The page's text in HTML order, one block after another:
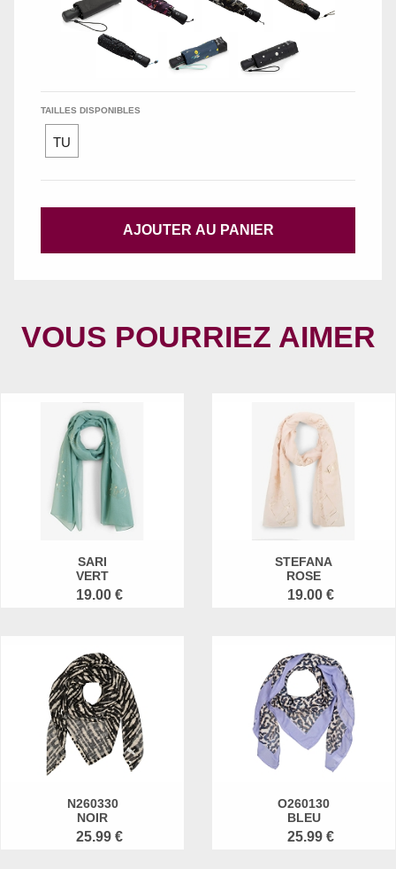
TAILLES DISPONIBLES
TU
AJOUTER AU PANIER
VOUS POURRIEZ AIMER
SARI
VERT
19.00 €
STEFANA
ROSE
19.00 €
N260330
NOIR
25.99 €
O260130
BLEU
25.99 €